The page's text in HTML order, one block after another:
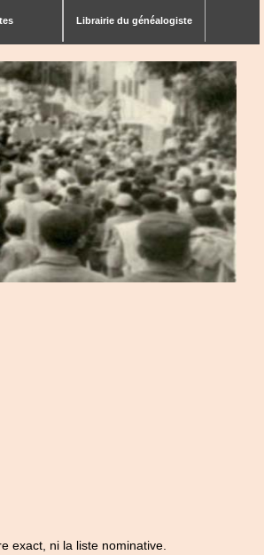
Librairie du généalogiste
exact, ni la liste nominative.